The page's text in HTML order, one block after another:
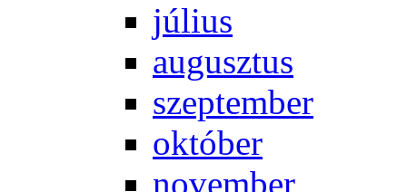
jú­li­us
au­gusz­tus
szep­tem­ber
ok­tó­ber
no­vem­ber